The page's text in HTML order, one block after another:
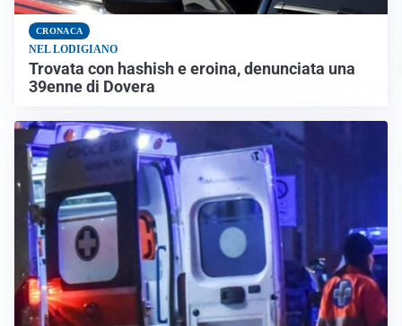
CRONACA
NEL LODIGIANO
Trovata con hashish e eroina, denunciata una
39enne di Dovera